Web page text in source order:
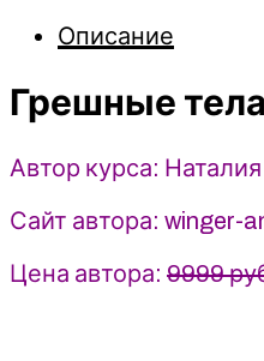
Брижатюк
(2025)
Описание
Грешные тела
Автор курса:
Сайт автора: winger-
Цена автора: 9999